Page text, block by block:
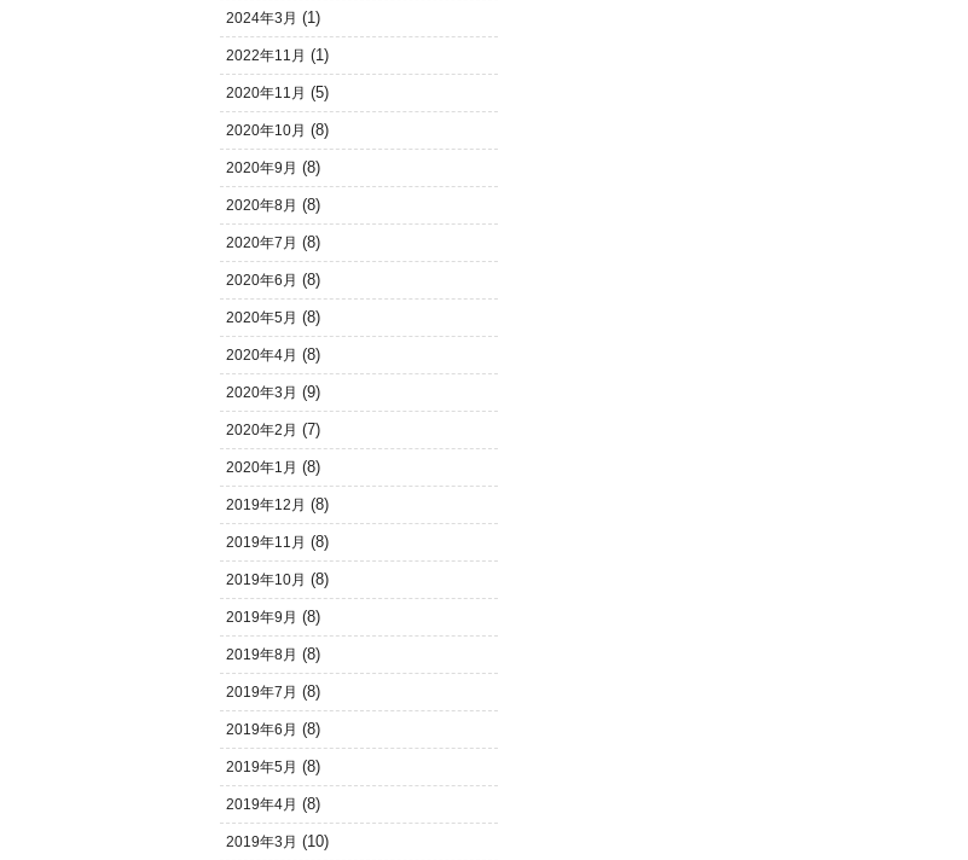
2024年3月 (1)
2022年11月 (1)
2020年11月 (5)
2020年10月 (8)
2020年9月 (8)
2020年8月 (8)
2020年7月 (8)
2020年6月 (8)
2020年5月 (8)
2020年4月 (8)
2020年3月 (9)
2020年2月 (7)
2020年1月 (8)
2019年12月 (8)
2019年11月 (8)
2019年10月 (8)
2019年9月 (8)
2019年8月 (8)
2019年7月 (8)
2019年6月 (8)
2019年5月 (8)
2019年4月 (8)
2019年3月 (10)